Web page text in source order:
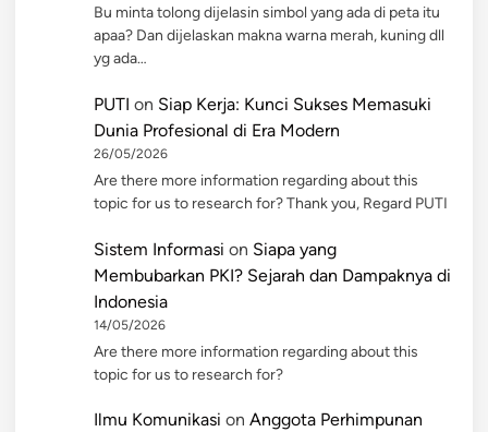
Bu minta tolong dijelasin simbol yang ada di peta itu
apaa? Dan dijelaskan makna warna merah, kuning dll
yg ada…
PUTI on Siap Kerja: Kunci Sukses Memasuki
Dunia Profesional di Era Modern
26/05/2026
Are there more information regarding about this
topic for us to research for? Thank you, Regard PUTI
Sistem Informasi on Siapa yang
Membubarkan PKI? Sejarah dan Dampaknya di
Indonesia
14/05/2026
Are there more information regarding about this
topic for us to research for?
Ilmu Komunikasi on Anggota Perhimpunan